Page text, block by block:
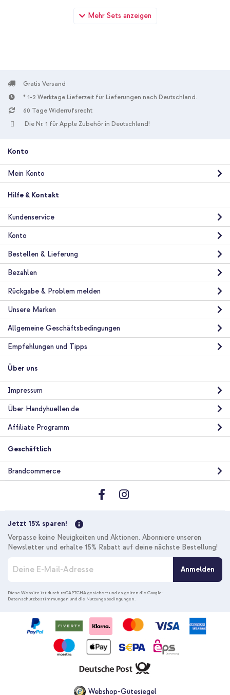
Mehr Sets anzeigen
imoshion Trifold Klapphülle Apple iPad Pro 12.9 (2020) / iPad
Pro 12.9 (2018) - Schwarz + Pencil der 2. Generation (Geeignet
Kostenloser Versand
Versand
imoshion Trifold Klapphülle Apple iPad Pro 12.9 (2020) / iPad
Kabel - 2 Meter - Weiß
Kostenloser Versand 35,98 €
Inkl. MwSt.
In den Warenkorb
Kostenloser
Versand
imoshion Trifold Klapphülle Apple iPad Pro 12.9 (2020) / iPad
Pro 12.9 (2018) - Schwarz + Tablet halterung Auto -
Armaturenbrett und Windschutzscheibe - Verstellbar -
Universal - Schwarz
In den Warenkorb
Versand
Gratis Versand
* 1-2 Werktage Lieferzeit für Lieferungen nach Deutschland.
60 Tage Widerrufsrecht
Die Nr. 1 für Apple Zubehör in Deutschland!
Konto
Mein Konto
Hilfe & Kontakt
Kundenservice
Konto
Bestellen & Lieferung
Bezahlen
Rückgabe & Problem melden
Unsere Marken
Allgemeine Geschäftsbedingungen
Empfehlungen und Tipps
Über uns
Impressum
Über Handyhuellen.de
Affiliate Programm
Geschäftlich
Brandcommerce
Jetzt 15% sparen!
Verpasse keine Neuigkeiten und Aktionen. Abonniere unseren
Newsletter und erhalte 15% Rabatt auf deine nächste Bestellung!
d
e
Anmelden
Diese Website ist durch reCAPTCHA gesichert und es gelten dieGoogle-
Datenschutzbestimmungen und die Nutzungsbedingungen.
Webshop-Gütesiegel